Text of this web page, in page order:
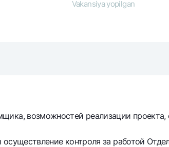
Vakansiya yopilgan
возможностей реализации
контроля за работой